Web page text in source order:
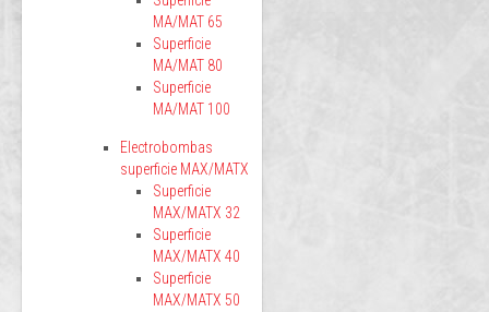
MA/MAT 65
Superficie
MA/MAT 80
Superficie
MA/MAT 100
Electrobombas
superficie MAX/MATX
Superficie
MAX/MATX 32
Superficie
MAX/MATX 40
Superficie
MAX/MATX 50